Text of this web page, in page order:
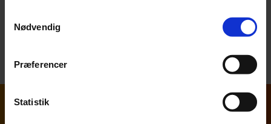
Nødvendig
Præferencer
Statistik